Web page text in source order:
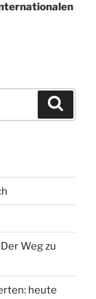
Weg zu
heute